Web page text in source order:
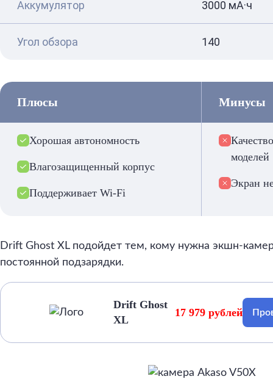
Аккумулятор 3000 мА·ч
Угол обзора 140
Плюсы
Хорошая автономность
Влагозащищенный корпус
Поддерживает Wi-Fi
Минусы
моделей
Экран
Drift Ghost XL подойдет тем, кому нужна экшн-
постоянной подзарядки.
Drift Ghost
XL
17 979 рублей